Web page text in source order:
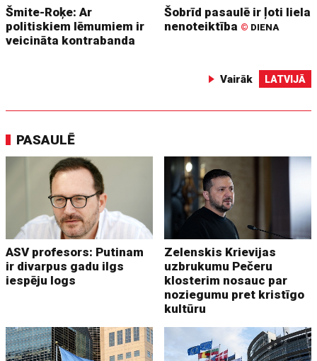
Šmite-Roķe: Ar
politiskiem lēmumiem ir
veicināta kontrabanda
Šobrīd pasaulē ir ļoti liela
nenoteiktība © DIENA
Vairāk LATVIJĀ
PASAULĒ
ASV profesors: Putinam
ir divarpus gadu ilgs
iespēju logs
Zelenskis Krievijas
uzbrukumu Pečeru
klosterim nosauc par
noziegumu pret kristīgo
kultūru